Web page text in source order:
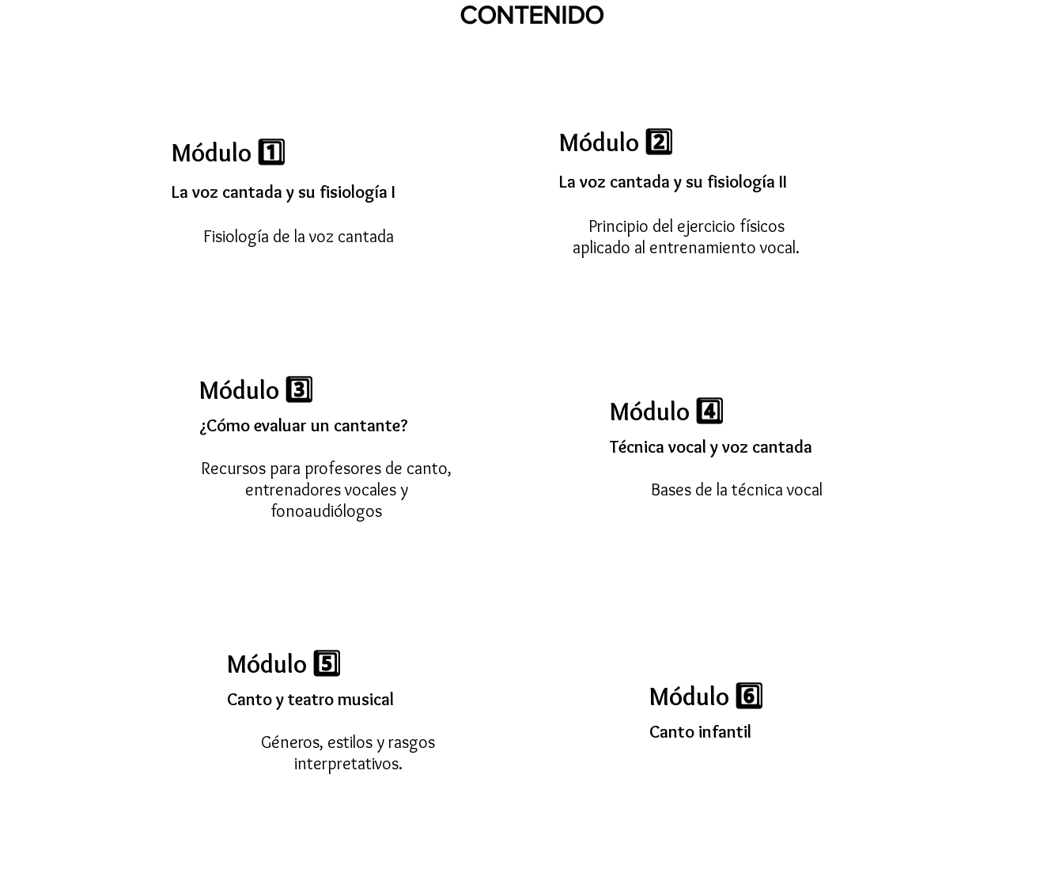
CONTENIDO
Módulo 1️⃣
La voz cantada y su fisiología I
Fisiología de la voz cantada
Módulo 3️⃣
¿Cómo evaluar un cantante?
Recursos para profesores de canto,
entrenadores vocales y
fonoaudiólogos
Módulo 5️⃣
Canto y teatro musical
Géneros, estilos y rasgos
interpretativos.
Módulo 2️⃣
La voz cantada y su fisiología II
Principio del ejercicio físicos
aplicado al entrenamiento vocal.
Módulo 4️⃣
Técnica vocal y voz cantada
Bases de la técnica vocal
Módulo 6️⃣
Canto infantil